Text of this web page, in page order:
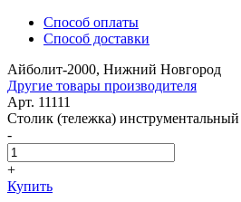
Способ оплаты
Способ доставки
Айболит-2000, Нижний Новгород
Другие товары производителя
Арт. 11111
Столик (тележка)
-
+
Купить